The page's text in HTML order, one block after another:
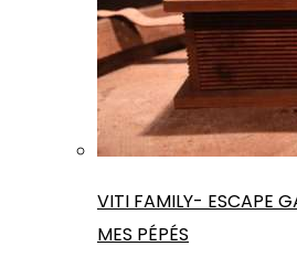
VITI FAMILY- ESCAPE
MES PÉPÉS